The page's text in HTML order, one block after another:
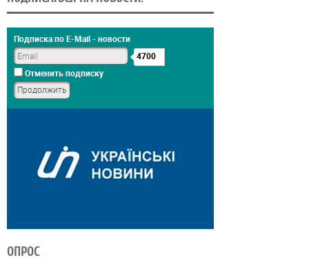
Подписка по E-Mail - новости
4700
Отменить подписку
ОПРОС